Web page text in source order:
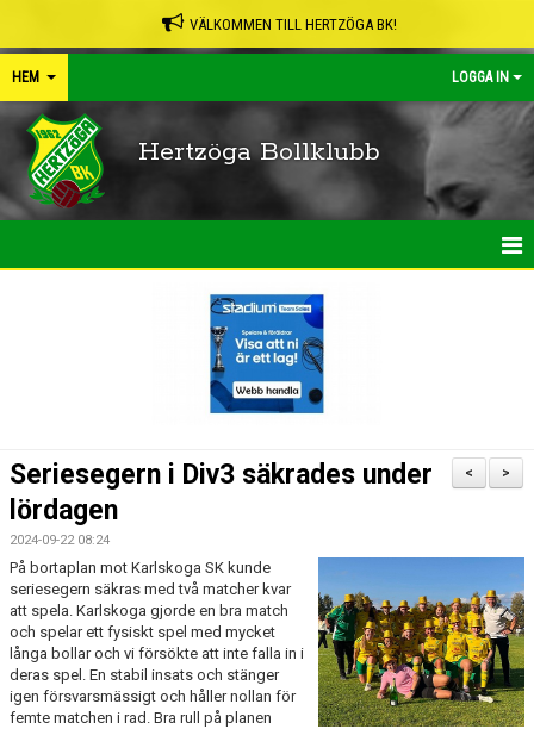
VÄLKOMMEN TILL HERTZÖGA BK!
HEM LOGGA IN
Hertzöga Bollklubb
SHOP
BLI MEDLEM
MATCHER
KONTAKTER & LAG
>
<
Seriesegern i Div3 säkrades under
lördagen
2024-09-22 08:24
På bortaplan mot Karlskoga SK kunde
seriesegern säkras med två matcher kvar
att spela. Karlskoga gjorde en bra match
och spelar ett fysiskt spel med mycket
långa bollar och vi försökte att inte falla in i
deras spel. En stabil insats och stänger
igen försvarsmässigt och håller nollan för
femte matchen i rad. Bra rull på planen